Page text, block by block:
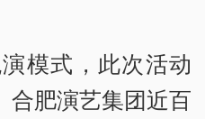
模式，此次活动
合肥演艺集团近百